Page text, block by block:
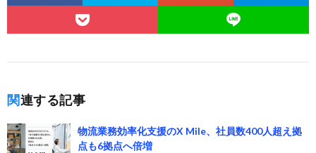
関連する記事
物流業務効率化支援のX Mile、社員数400人超え拠
点も6拠点へ倍増